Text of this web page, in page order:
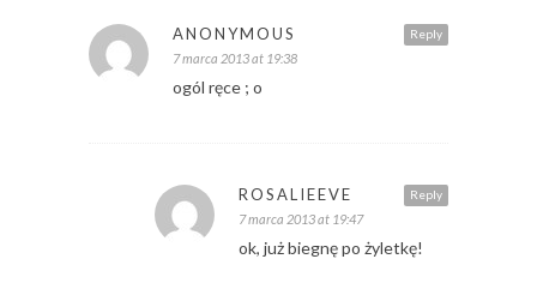
Reply
ANONYMOUS
7 marca 2013 at 19:38
ogól ręce ; o
Reply
ROSALIEEVE
7 marca 2013 at 19:47
ok, już biegnę po żyletkę!